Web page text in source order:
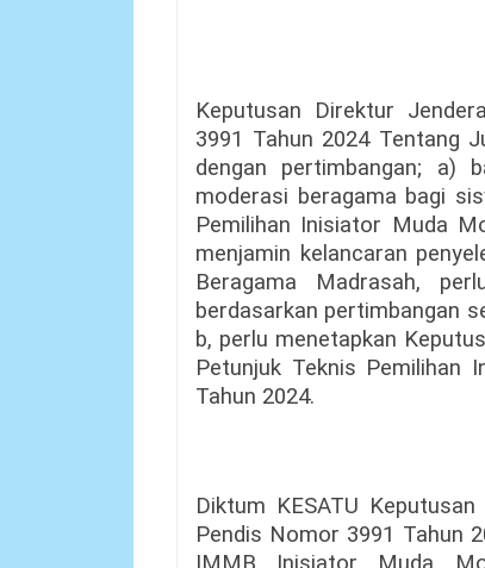
Keputusan Direktur
3991 Tahun 2024 Tentang
dengan pertimbangan; a)
moderasi beragama bagi
Pemilihan Inisiator Muda
menjamin kelancaran
Beragama Madrasah,
berdasarkan pertimbangan
b, perlu menetapkan
Petunjuk Teknis Pemilihan
Tahun 2024.
Diktum KESATU
Pendis Nomor 3991 Tahun